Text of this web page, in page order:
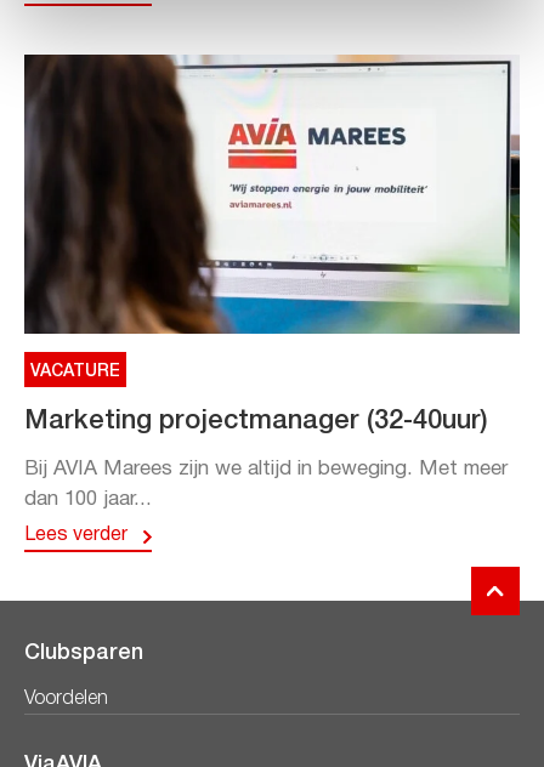
VACATURE
Marketing projectmanager (32-40uur)
Bij AVIA Marees zijn we altijd in beweging. Met meer
dan 100 jaar...
Lees verder
Clubsparen
Voordelen